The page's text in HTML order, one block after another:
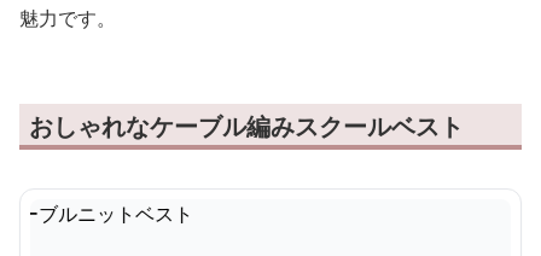
魅力です。
おしゃれなケーブル編みスクールベスト